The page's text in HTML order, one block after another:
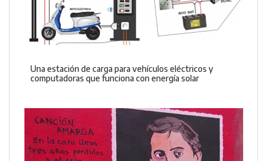
Una estación de carga para vehículos eléctricos y
computadoras que funciona con energía solar